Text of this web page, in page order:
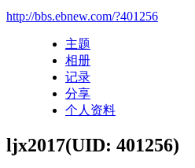
http://bbs.ebnew.com/?401256
主题
相册
记录
分享
个人资料
ljx2017(UID: 401256)